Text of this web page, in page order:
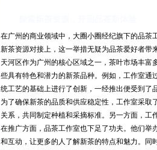
在广州的商业领域中，大圈小圈经纪旗下的品茶
新茶资源对接上，这一举措无疑为品茶爱好者带
天河区作为广州的核心区域之一，茶叶市场丰
些具有特色和潜力的新茶品种。例如，工作室
统工艺的基础上进行了创新，一经推出便受到了
为了确保新茶的品质和供应稳定性，工作室采
关系，共同制定种植和采摘标准。另一方面，工
在推广方面，品茶工作室也下足了功夫。他们
和互动，让更多的人了解新茶的特点和魅力。同